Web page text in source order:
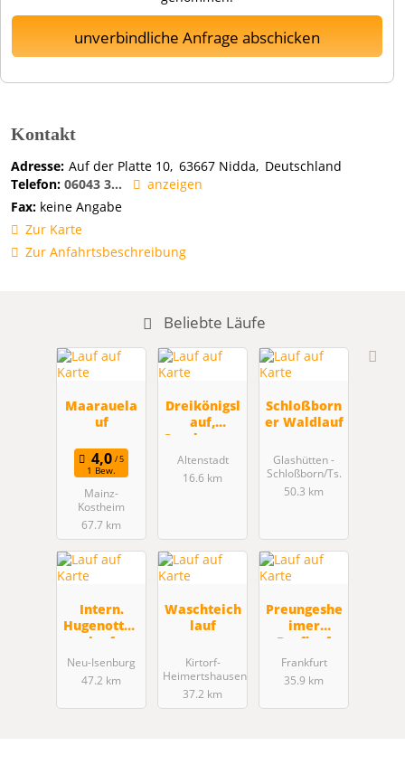
unverbindliche Anfrage abschicken
Kontakt
Adresse: Auf der Platte 10 63667 Nidda
Deutschland
Telefon: 06043 3...
anzeigen
Fax: keine Angabe
Zur Karte
Zur Anfahrtsbeschreibung
Beliebte Läufe
Maarauela
uf
1 Bew.
Mainz-
Kostheim
67.7 km
Dreikönigsl
auf,
Sparkassen-
Oberhessen
-Cup
Altenstadt
16.6 km
Schloßborn
er Waldlauf
Glashütten -
Schloßborn/Ts.
50.3 km
Intern.
Hugenotten
lauf
Neu-Isenburg
47.2 km
Waschteich
lauf
Kirtorf-
Heimertshausen
37.2 km
Preungeshe
imer
Dorflauf
Frankfurt
35.9 km